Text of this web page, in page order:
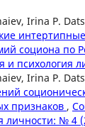
Irina P.
социона по
и психология
Irina P.
признаков ,
личности: № 4